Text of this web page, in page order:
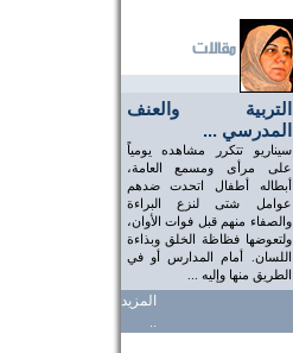
التربية والعنف
المدرسي ...
سيناريو تتكرر مشاهده يومياً
على مرأى ومسمع العامة،
أبطاله أطفال اتحدت ضدهم
عوامل شتى لنزع البراءة
والصفاء منهم قبل فوات الأوان،
ولتعوضها فظاظة الخلق وبذاءة
اللسان. أمام المدارس أو في
الطريق منها وإليه ...
المزيد
..